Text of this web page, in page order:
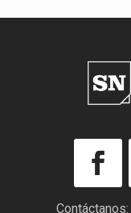
Contáctanos: